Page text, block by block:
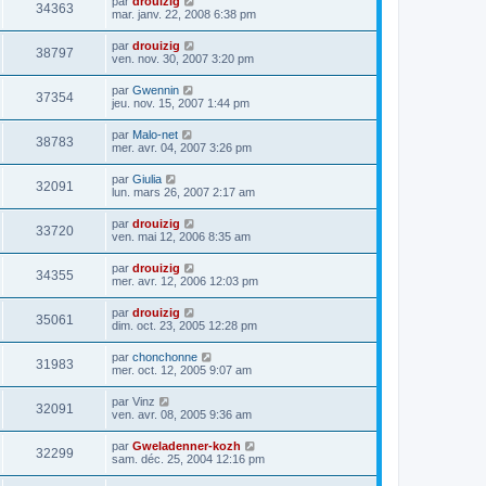
34363
mar. janv. 22, 2008 6:38 pm
38797 par drouizig
ven. nov. 30, 2007 3:20 pm
37354 par Gwennin
jeu. nov. 15, 2007 1:44 pm
38783 par Malo-net
mer. avr. 04, 2007 3:26 pm
32091 par Giulia
lun. mars 26, 2007 2:17 am
33720 par drouizig
ven. mai 12, 2006 8:35 am
34355 par drouizig
mer. avr. 12, 2006 12:03 pm
35061 par drouizig
dim. oct. 23, 2005 12:28 pm
31983 par chonchonne
mer. oct. 12, 2005 9:07 am
32091 par Vinz
ven. avr. 08, 2005 9:36 am
32299 par Gweladenner-kozh
sam. déc. 25, 2004 12:16 pm